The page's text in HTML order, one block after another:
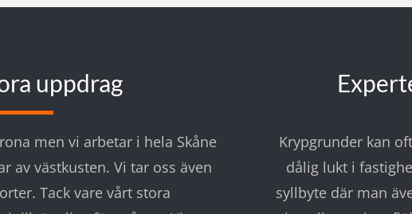
uppdrag
men vi arbetar i hela Skåne
av västkusten. Vi tar oss även
Tack vare vårt stora
Krypgrunder kan
dålig lukt i
syllbyte där man